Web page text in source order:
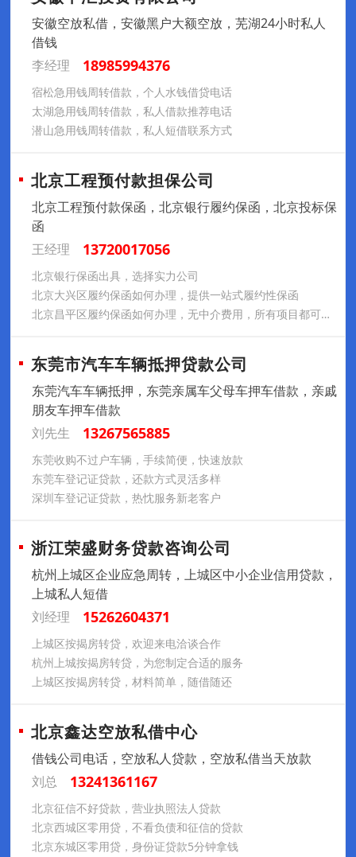
安徽空放私借，安徽黑户大额空放，芜湖24小时私人
借钱
李经理
18985994376
宿松急用钱周转借款，个人水钱借贷电话
太湖急用钱周转借款，私人借款推荐电话
潜山急用钱周转借款，私人短借联系方式
北京工程预付款担保公司
北京工程预付款保函，北京银行履约保函，北京投标保
函
王经理
13720017056
北京银行保函出具，选择实力公司
北京大兴区履约保函如何办理，提供一站式履约性保函
北京昌平区履约保函如何办理，无中介费用，所有项目都可以办理
东莞市汽车车辆抵押贷款公司
东莞汽车车辆抵押，东莞亲属车父母车押车借款，亲戚
朋友车押车借款
刘先生
13267565885
东莞收购不过户车辆，手续简便，快速放款
东莞车登记证贷款，还款方式灵活多样
深圳车登记证贷款，热忱服务新老客户
浙江荣盛财务贷款咨询公司
杭州上城区企业应急周转，上城区中小企业信用贷款，
上城私人短借
刘经理
15262604371
上城区按揭房转贷，欢迎来电洽谈合作
杭州上城按揭房转贷，为您制定合适的服务
上城区按揭房转贷，材料简单，随借随还
北京鑫达空放私借中心
借钱公司电话，空放私人贷款，空放私借当天放款
刘总
13241361167
北京征信不好贷款，营业执照法人贷款
北京西城区零用贷，不看负债和征信的贷款
北京东城区零用贷，身份证贷款5分钟拿钱